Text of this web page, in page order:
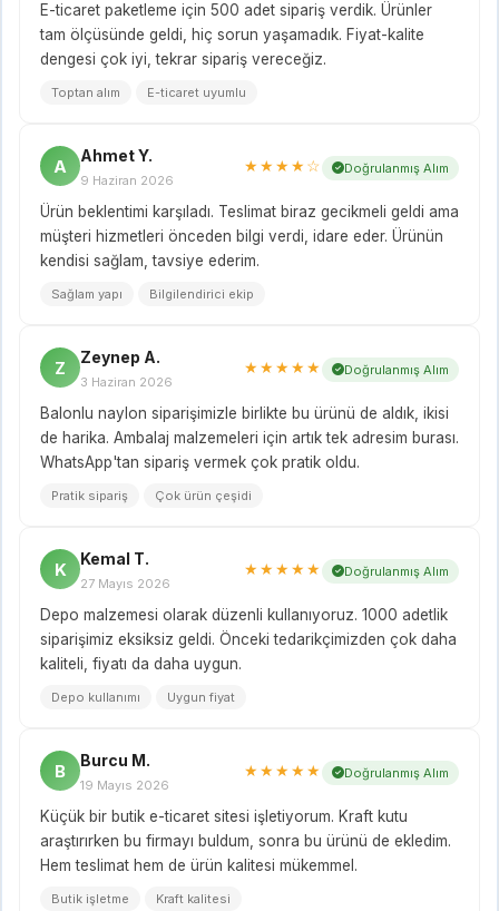
E-ticaret paketleme için 500 adet sipariş verdik. Ürünler
tam ölçüsünde geldi, hiç sorun yaşamadık. Fiyat-kalite
dengesi çok iyi, tekrar sipariş vereceğiz.
Toptan alım E-ticaret uyumlu
A
Ahmet Y.
9 Haziran 2026
★★★★☆ Doğrulanmış Alım
Ürün beklentimi karşıladı. Teslimat biraz gecikmeli geldi ama
müşteri hizmetleri önceden bilgi verdi, idare eder. Ürünün
kendisi sağlam, tavsiye ederim.
Sağlam yapı Bilgilendirici ekip
Z
Zeynep A.
3 Haziran 2026
★★★★★ Doğrulanmış Alım
Balonlu naylon siparişimizle birlikte bu ürünü de aldık, ikisi
de harika. Ambalaj malzemeleri için artık tek adresim burası.
WhatsApp'tan sipariş vermek çok pratik oldu.
Pratik sipariş Çok ürün çeşidi
K
Kemal T.
27 Mayıs 2026
★★★★★ Doğrulanmış Alım
Depo malzemesi olarak düzenli kullanıyoruz. 1000 adetlik
siparişimiz eksiksiz geldi. Önceki tedarikçimizden çok daha
kaliteli, fiyatı da daha uygun.
Depo kullanımı Uygun fiyat
B
Burcu M.
19 Mayıs 2026
★★★★★ Doğrulanmış Alım
Küçük bir butik e-ticaret sitesi işletiyorum. Kraft kutu
araştırırken bu firmayı buldum, sonra bu ürünü de ekledim.
Hem teslimat hem de ürün kalitesi mükemmel.
Butik işletme Kraft kalitesi